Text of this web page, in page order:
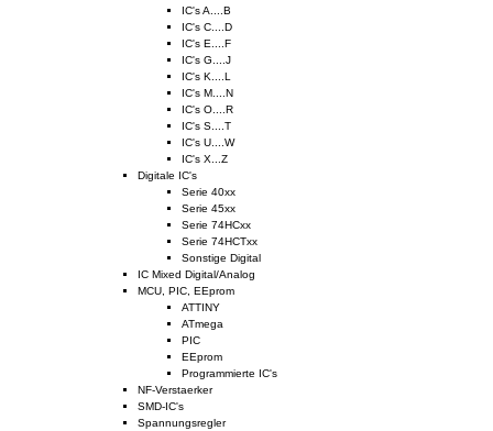
IC's A....B
IC's C....D
IC's E....F
IC's G....J
IC's K....L
IC's M....N
IC's O....R
IC's S....T
IC's U....W
IC's X...Z
Digitale IC's
Serie 40xx
Serie 45xx
Serie 74HCxx
Serie 74HCTxx
Sonstige Digital
IC Mixed Digital/Analog
MCU, PIC, EEprom
ATTINY
ATmega
PIC
EEprom
Programmierte IC's
NF-Verstaerker
SMD-IC's
Spannungsregler